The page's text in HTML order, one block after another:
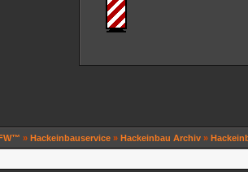
» Hackeinbauservice » Hackeinbau Archiv »